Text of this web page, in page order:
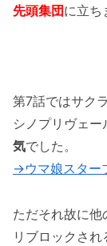
先頭集団に立ち
第7話ではサク
シノプリヴェ
気でした。
→ウマ娘スター
ただそれ故に
リブロックされ